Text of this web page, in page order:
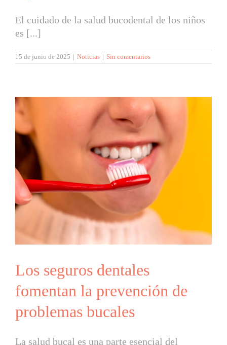
El cuidado de la salud bucodental de los niños
es [...]
15 de junio de 2025 | Noticias | Sin comentarios
Los seguros dentales
fomentan la prevención de
problemas bucales
La salud bucal es una parte esencial del